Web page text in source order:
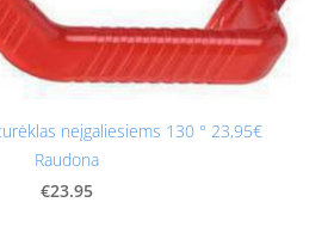
neįgaliesiems 130 ° 23,95€
Raudona
€23.95